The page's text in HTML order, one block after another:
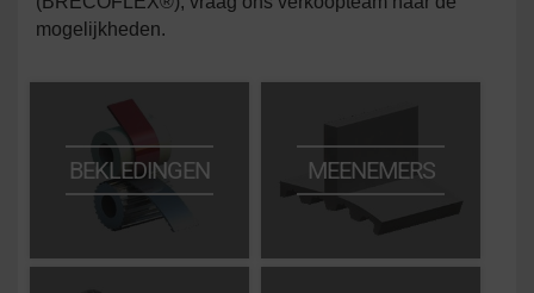
mogelijkheden.
BEKLEDINGEN MEENEMERS